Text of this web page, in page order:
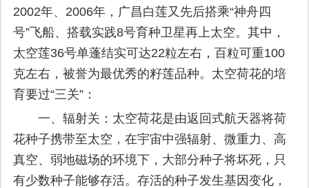
2002年、2006年，广昌白莲又先后搭乘“神舟四
号”飞船、搭载实践8号育种卫星再上太空。其中，
太空莲36号单蓬结实可达22粒左右，百粒可重100
克左右，被誉为最优秀的籽莲品种。太空荷花的培
育要过“三关”：
一、辐射关：太空荷花是由返回式航天器将荷
花种子携带至太空，在宇宙中强辐射、微重力、高
真空、弱地磁场的环境下，大部分种子将坏死，只
有少数种子能够存活。存活的种子发生基因变化，